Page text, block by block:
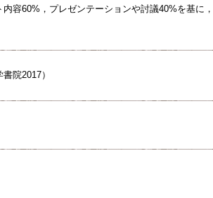
容60%，プレゼンテーションや討議40%を基に
院2017）